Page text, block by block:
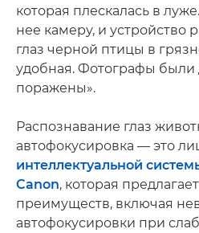
которая плескалась в
нее камеру, и устройство
глаз черной птицы в
удобная. Фотографы были
поражены».
Распознавание глаз
автофокусировка — это
интеллектуальной
Canon, которая
преимуществ, включая
автофокусировки при